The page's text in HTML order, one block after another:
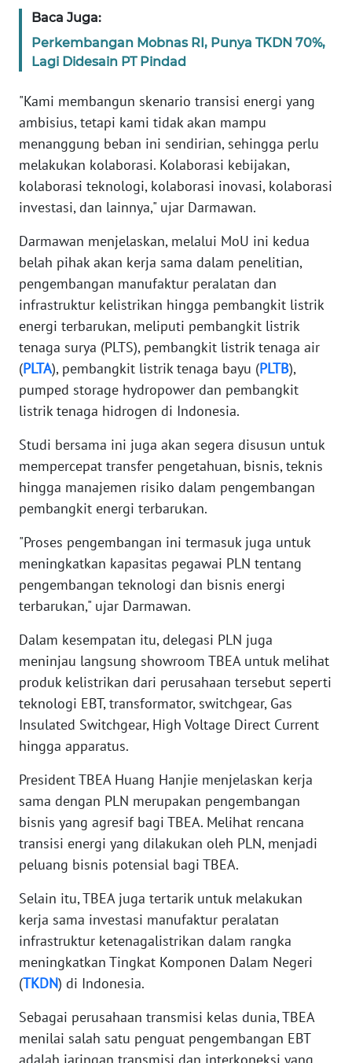
Baca Juga:
Perkembangan Mobnas RI, Punya TKDN 70%,
Lagi Didesain PT Pindad
"Kami membangun skenario transisi energi yang
ambisius, tetapi kami tidak akan mampu
menanggung beban ini sendirian, sehingga perlu
melakukan kolaborasi. Kolaborasi kebijakan,
kolaborasi teknologi, kolaborasi inovasi, kolaborasi
investasi, dan lainnya," ujar Darmawan.
Darmawan menjelaskan, melalui MoU ini kedua
belah pihak akan kerja sama dalam penelitian,
pengembangan manufaktur peralatan dan
infrastruktur kelistrikan hingga pembangkit listrik
energi terbarukan, meliputi pembangkit listrik
tenaga surya (PLTS), pembangkit listrik tenaga air
(PLTA), pembangkit listrik tenaga bayu (PLTB),
pumped storage hydropower dan pembangkit
listrik tenaga hidrogen di Indonesia.
Studi bersama ini juga akan segera disusun untuk
mempercepat transfer pengetahuan, bisnis, teknis
hingga manajemen risiko dalam pengembangan
pembangkit energi terbarukan.
"Proses pengembangan ini termasuk juga untuk
meningkatkan kapasitas pegawai PLN tentang
pengembangan teknologi dan bisnis energi
terbarukan," ujar Darmawan.
Dalam kesempatan itu, delegasi PLN juga
meninjau langsung showroom TBEA untuk melihat
produk kelistrikan dari perusahaan tersebut seperti
teknologi EBT, transformator, switchgear, Gas
Insulated Switchgear, High Voltage Direct Current
hingga apparatus.
President TBEA Huang Hanjie menjelaskan kerja
sama dengan PLN merupakan pengembangan
bisnis yang agresif bagi TBEA. Melihat rencana
transisi energi yang dilakukan oleh PLN, menjadi
peluang bisnis potensial bagi TBEA.
Selain itu, TBEA juga tertarik untuk melakukan
kerja sama investasi manufaktur peralatan
infrastruktur ketenagalistrikan dalam rangka
meningkatkan Tingkat Komponen Dalam Negeri
(TKDN) di Indonesia.
Sebagai perusahaan transmisi kelas dunia, TBEA
menilai salah satu penguat pengembangan EBT
RIAU
WN
SERAMBI
WN
JAMBI
WN
SULTRA
NTB
WN
SULTENG
SULBAR
WN
BABEL
SUMBAR
WN
WN
BENGKULU
WN
LAMPUNG
WN
JATENG
WN
WN
JOGJA
WN
WN
BALI
WN
WN
KALTENG